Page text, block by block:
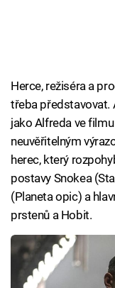
Herce, režiséra a
třeba představovat.
jako Alfreda ve
neuvěřitelným
herec, který
postavy Snokea
(Planeta opic) a
prstenů a Hobit.